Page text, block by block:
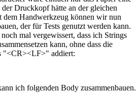
Druckkopf hätte an der gleichen
dem Handwerkzeug können wir nun
der für Tests genutzt werden kann.
mal vergewissert, dass ich Strings
kann, ohne dass die
"<CR><LF>" addiert:
ich folgenden Body zusammenbauen.